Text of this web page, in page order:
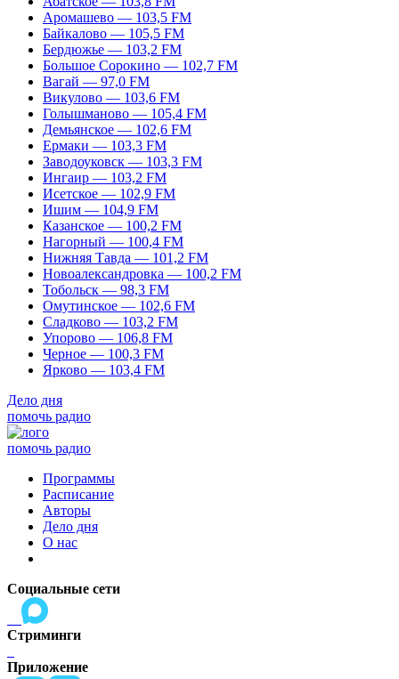
Аромашево — 103,5 FM
Байкалово — 105,5 FM
Бердюжье — 103,2 FM
Большое Сорокино — 102,7 FM
Вагай — 97,0 FM
Викулово — 103,6 FM
Голышманово — 105,4 FM
Демьянское — 102,6 FM
Ермаки — 103,3 FM
Заводоуковск — 103,3 FM
Ингаир — 103,2 FM
Исетское — 102,9 FM
Ишим — 104,9 FM
Казанское — 100,2 FM
Нагорный — 100,4 FM
Нижняя Тавда — 101,2 FM
Новоалександровка — 100,2 FM
Тобольск — 98,3 FM
Омутинское — 102,6 FM
Сладково — 103,2 FM
Упорово — 106,8 FM
Черное — 100,3 FM
Ярково — 103,4 FM
Дело дня
помочь радио
помочь радио
Программы
Расписание
Авторы
Дело дня
О нас
Социальные сети
Стриминги
Приложение